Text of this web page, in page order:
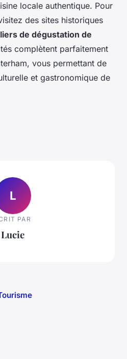
locale authentique. Pour
des sites historiques
de dégustation de
complètent parfaitement
vous permettant de
et gastronomique de
L
PAR
Lucie